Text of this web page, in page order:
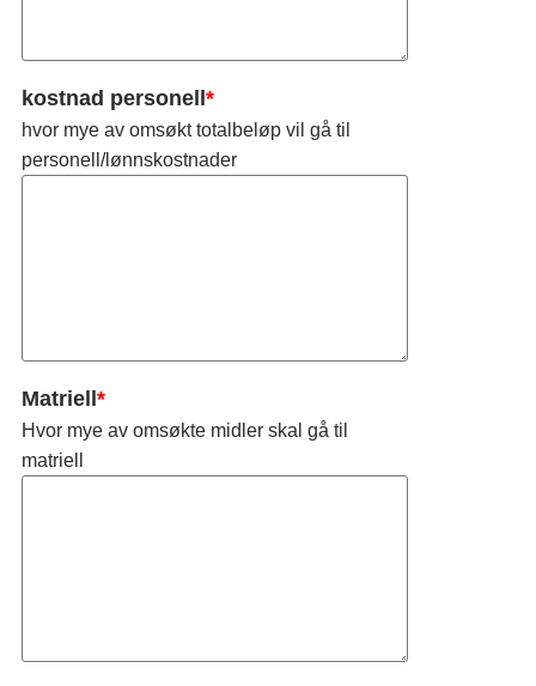
kostnad personell *
hvor mye av omsøkt totalbeløp vil gå til
personell/lønnskostnader
Matriell *
Hvor mye av omsøkte midler skal gå til
matriell